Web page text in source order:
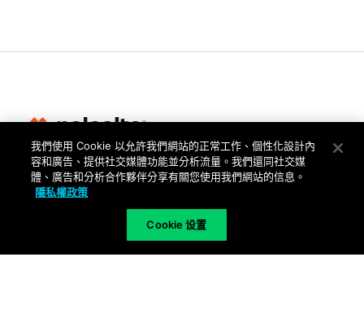
隱私權
信任中心
我們使用 Cookie 以允許我們網站的正常工作、個性化設計內
容和廣告、提供社交媒體功能並分析流量。我們還同社交媒
體、廣告和分析合作夥伴分享有關您使用我們網站的信息。
隱私權政策
Cookie 设置